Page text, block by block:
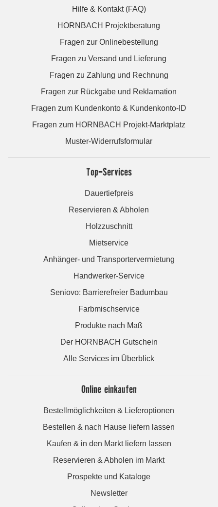
Hilfe & Kontakt (FAQ)
HORNBACH Projektberatung
Fragen zur Onlinebestellung
Fragen zu Versand und Lieferung
Fragen zu Zahlung und Rechnung
Fragen zur Rückgabe und Reklamation
Fragen zum Kundenkonto & Kundenkonto-ID
Fragen zum HORNBACH Projekt-Marktplatz
Muster-Widerrufsformular
Top-Services
Dauertiefpreis
Reservieren & Abholen
Holzzuschnitt
Mietservice
Anhänger- und Transportervermietung
Handwerker-Service
Seniovo: Barrierefreier Badumbau
Farbmischservice
Produkte nach Maß
Der HORNBACH Gutschein
Alle Services im Überblick
Online einkaufen
Bestellmöglichkeiten & Lieferoptionen
Bestellen & nach Hause liefern lassen
Kaufen & in den Markt liefern lassen
Reservieren & Abholen im Markt
Prospekte und Kataloge
Newsletter